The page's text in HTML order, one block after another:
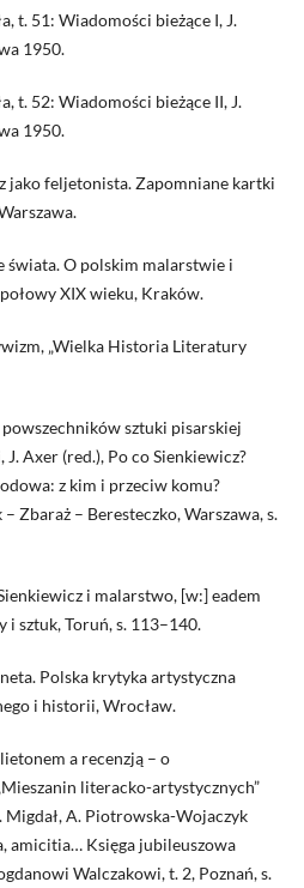
t. 51: Wiadomości bieżące I, J.
1950.
t. 52: Wiadomości bieżące II, J.
1950.
jako feljetonista. Zapomniane kartki
świata. O polskim malarstwie i
XIX wieku, Kraków.
„Wielka Historia Literatury
sztuki pisarskiej
Axer (red.), Po co Sienkiewicz?
z kim i przeciw komu?
Zbaraż – Beresteczko, Warszawa, s.
i malarstwo, [w:] eadem
i sztuk, Toruń, s. 113–140.
Polska krytyka artystyczna
i historii, Wrocław.
a recenzją – o
literacko-artystycznych”
Migdał, A. Piotrowska-Wojaczyk
amicitia… Księga jubileuszowa
Walczakowi, t. 2, Poznań, s.